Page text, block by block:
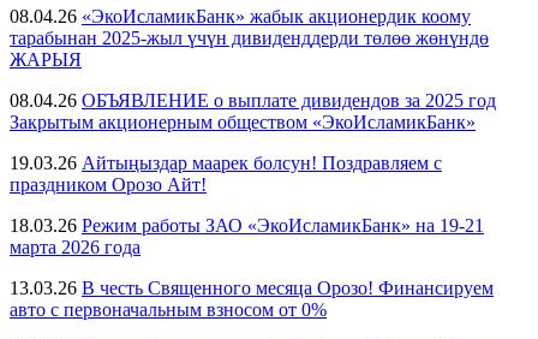
08.04.26 «ЭкоИсламикБанк» жабык акционердик коому
тарабынан 2025-жыл үчүн дивиденддерди төлөө жөнүндө
ЖАРЫЯ
08.04.26 ОБЪЯВЛЕНИЕ о выплате дивидендов за 2025 год
Закрытым акционерным обществом «ЭкоИсламикБанк»
19.03.26 Айтыңыздар маарек болсун! Поздравляем с
праздником Орозо Айт!
18.03.26 Режим работы ЗАО «ЭкоИсламикБанк» на 19-21
марта 2026 года
13.03.26 В честь Священного месяца Орозо! Финансируем
авто с первоначальным взносом от 0%